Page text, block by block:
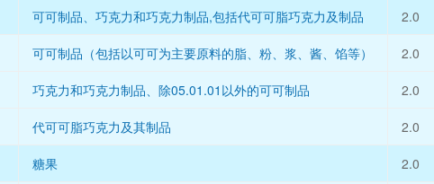
可可制品、巧克力和巧克力制品,包括代可可脂巧克力及制品 2.0
可可制品（包括以可可为主要原料的脂、粉、浆、酱、馅等） 2.0
巧克力和巧克力制品、除05.01.01以外的可可制品 2.0
代可可脂巧克力及其制品 2.0
糖果 2.0